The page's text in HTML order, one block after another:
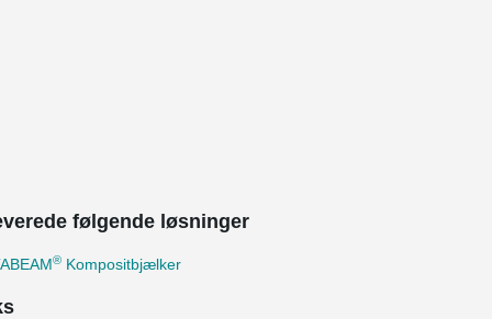
følgende løsninger
® Kompositbjælker